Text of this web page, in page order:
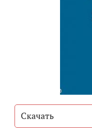
Cкачать